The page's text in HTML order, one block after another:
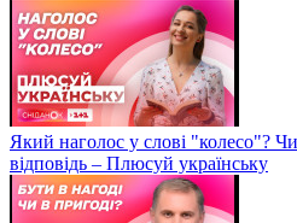
Який наголос у слові "колесо"?
відповідь – Плюсуй українську